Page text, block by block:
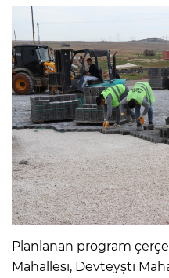
Planlanan program
Mahallesi, Devteyști